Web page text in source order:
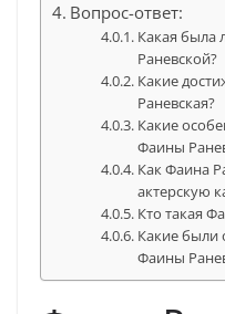
Вопрос-ответ:
Какая была
Раневской?
Какие
Раневская?
Какие
Фаины
Как Фаина
актерскую
Кто такая
Какие были
Фаины